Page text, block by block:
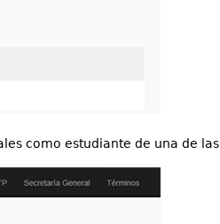
como estudiante de una de las